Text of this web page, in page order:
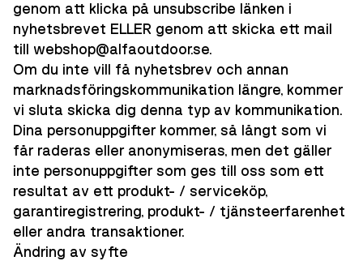
genom att klicka på unsubscribe länken i
nyhetsbrevet ELLER genom att skicka ett mail
till webshop@alfaoutdoor.se.
Om du inte vill få nyhetsbrev och annan
marknadsföringskommunikation längre, kommer
vi sluta skicka dig denna typ av kommunikation.
Dina personuppgifter kommer, så långt som vi
får raderas eller anonymiseras, men det gäller
inte personuppgifter som ges till oss som ett
resultat av ett produkt- / serviceköp,
garantiregistrering, produkt- / tjänsteerfarenhet
eller andra transaktioner.
Ändring av syfte